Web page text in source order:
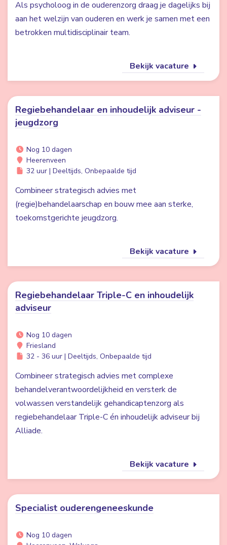
Als psycholoog in de ouderenzorg draag je dagelijks bij
aan het welzijn van ouderen en werk je samen met een
betrokken multidisciplinair team.
Bekijk vacature
Regiebehandelaar en inhoudelijk adviseur -
jeugdzorg
Nog 10 dagen
Heerenveen
32 uur | Deeltijds, Onbepaalde tijd
Combineer strategisch advies met
(regie)behandelaarschap en bouw mee aan sterke,
toekomstgerichte jeugdzorg.
Bekijk vacature
Regiebehandelaar Triple-C en inhoudelijk
adviseur
Nog 10 dagen
Friesland
32 - 36 uur | Deeltijds, Onbepaalde tijd
Combineer strategisch advies met complexe
behandelverantwoordelijkheid en versterk de
volwassen verstandelijk gehandicaptenzorg als
regiebehandelaar Triple-C én inhoudelijk adviseur bij
Alliade.
Bekijk vacature
Specialist ouderengeneeskunde
Nog 10 dagen